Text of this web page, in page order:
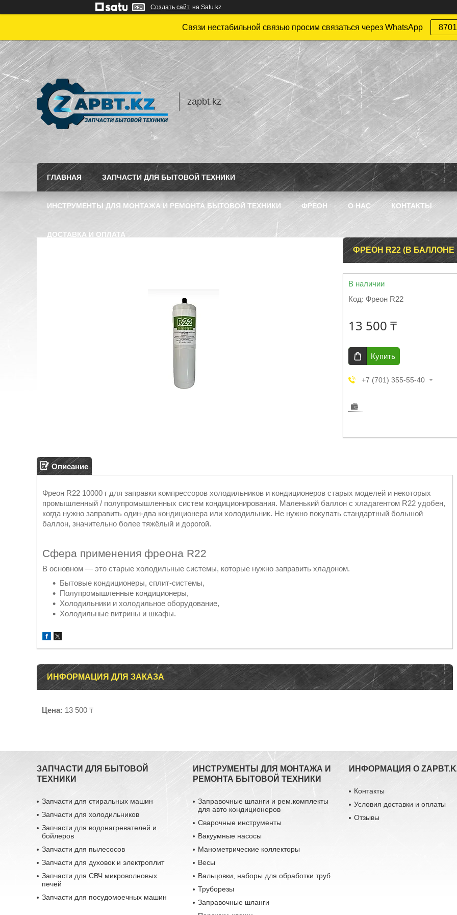
Создать сайт на Satu.kz
Связи нестабильной связью просим связаться через WhatsApp
zapbt.kz
ГЛАВНАЯ ЗАПЧАСТИ ДЛЯ БЫТОВОЙ ТЕХНИКИ
ИНСТРУМЕНТЫ ДЛЯ МОНТАЖА И РЕМОНТА БЫТОВОЙ ТЕХНИКИ ФРЕОН О НАС КОНТАКТЫ
ДОСТАВКА И ОПЛАТА
ФРЕОН R22 (В БАЛЛОНЕ
В наличии
Код: Фреон R22
13 500 ₸
Купить
+7 (701) 355-55-40
Описание
Фреон R22 10000 г для заправки компрессоров холодильников и кондиционеров старых моделей и некоторых
промышленный / полупромышленных систем кондиционирования. Маленький баллон с хладагентом R22 удобен,
когда нужно заправить один-два кондиционера или холодильник. Не нужно покупать стандартный большой
баллон, значительно более тяжёлый и дорогой.
Сфера применения фреона R22
В основном — это старые холодильные системы, которые нужно заправить хладоном.
Бытовые кондиционеры, сплит-системы,
Полупромышленные кондиционеры,
Холодильники и холодильное оборудование,
Холодильные витрины и шкафы.
ИНФОРМАЦИЯ ДЛЯ ЗАКАЗА
Цена: 13 500 ₸
ЗАПЧАСТИ ДЛЯ БЫТОВОЙ
ТЕХНИКИ
Запчасти для стиральных машин
Запчасти для холодильников
Запчасти для водонагревателей и
бойлеров
Запчасти для пылесосов
Запчасти для духовок и электроплит
Запчасти для СВЧ микроволновых
печей
Запчасти для посудомоечных машин
ИНСТРУМЕНТЫ ДЛЯ МОНТАЖА И
РЕМОНТА БЫТОВОЙ ТЕХНИКИ
Заправочные шланги и рем.комплекты
для авто кондиционеров
Сварочные инструменты
Вакуумные насосы
Манометрические коллекторы
Весы
Вальцовки, наборы для обработки труб
Труборезы
Заправочные шланги
ИНФОРМАЦИЯ О
Контакты
Условия доставки и оплаты
Отзывы